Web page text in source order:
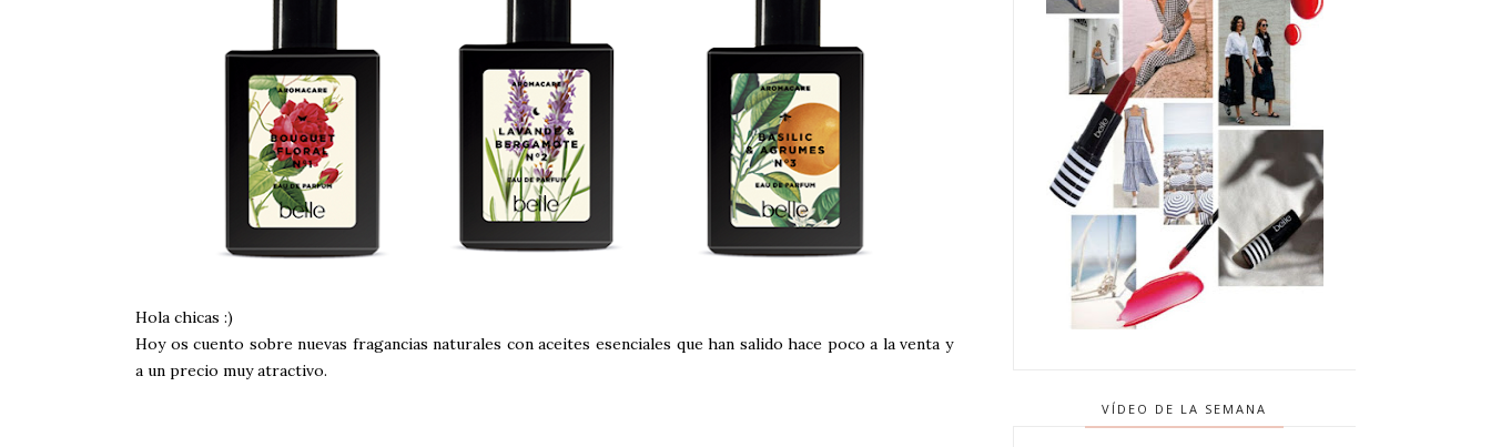
Hola chicas :)
Hoy os cuento sobre nuevas fragancias naturales con aceites esenciales que han salido hace poco a la venta y
a un precio muy atractivo.
VÍDEO DE LA SEMANA